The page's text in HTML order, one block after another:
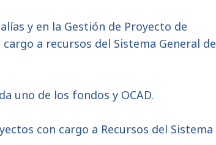
y en la Gestión de Proyecto de
a recursos del Sistema General de
uno de los fondos y OCAD.
con cargo a Recursos del Sistema